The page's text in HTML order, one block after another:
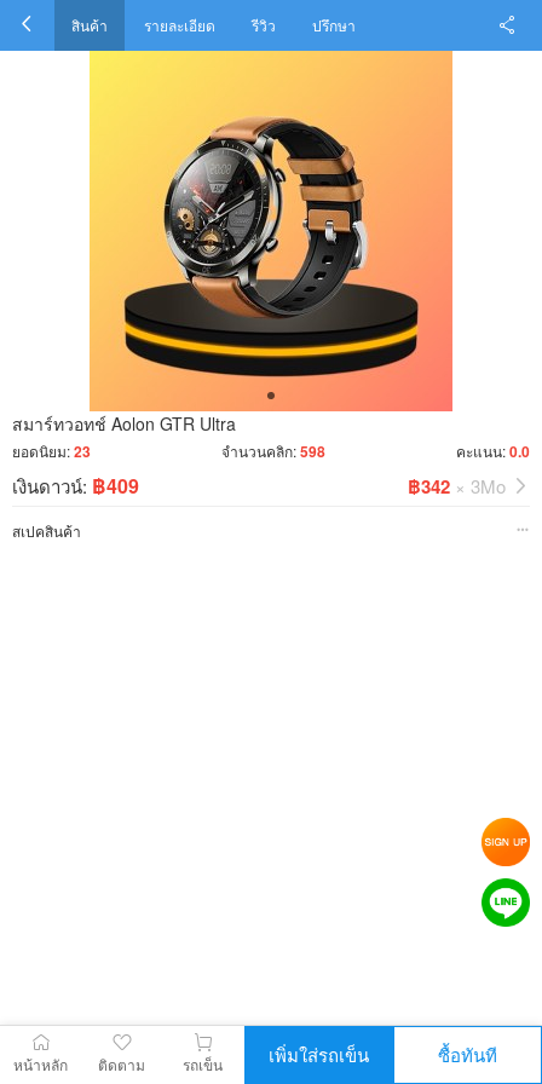
สินค้า รายละเอียด รีวิว ปรึกษา
สมาร์ทวอทช์ Aolon GTR Ultra
ยอดนิยม:23 จำนวนคลิก:598 คะแนน:0.0
เงินดาวน์: ฿409 ฿342 × 3Mo
สเปคสินค้า
หน้าหลัก ติดตาม รถเข็น เพิ่มใส่รถเข็น ซื้อทันที